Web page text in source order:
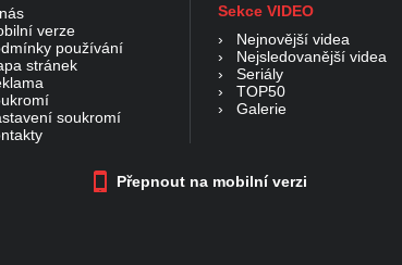
verze
používání
stránek
soukromí
Sekce VIDEO
› Nejnovější videa
› Nejsledovanější videa
› Seriály
› TOP50
› Galerie
Přepnout na mobilní verzi